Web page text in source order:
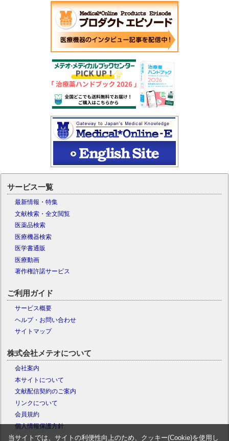
サービス一覧
最新情報・特集
文献検索・全文閲覧
医薬品検索
医療機器検索
医学書通販
医療動画
著作権許諾サービス
ご利用ガイド
サービス概要
ヘルプ・お問い合わせ
サイトマップ
株式会社メテオについて
会社案内
本サイトについて
文献配信契約のご案内
リンクについて
会員規約
個人情報保護方針
当サイトでは、サイトの利便性向上のため、クッキー(Cookie)を使用し